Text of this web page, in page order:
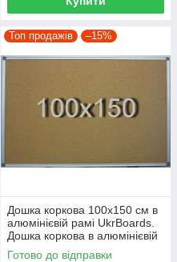
Топ продажів –15%
Дошка коркова 100х150 см в
алюмінієвій рамі UkrBoards.
Дошка коркова в алюмінієвій
рамі
Готово до відправки